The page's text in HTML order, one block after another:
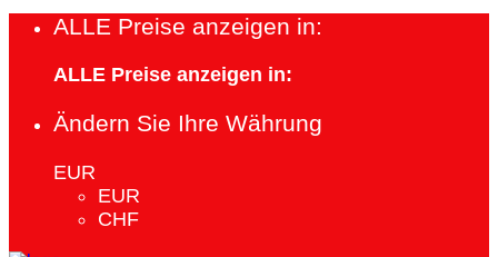
ALLE Preise anzeigen in:
ALLE Preise anzeigen in:
Ändern Sie Ihre Währung
EUR
EUR
CHF